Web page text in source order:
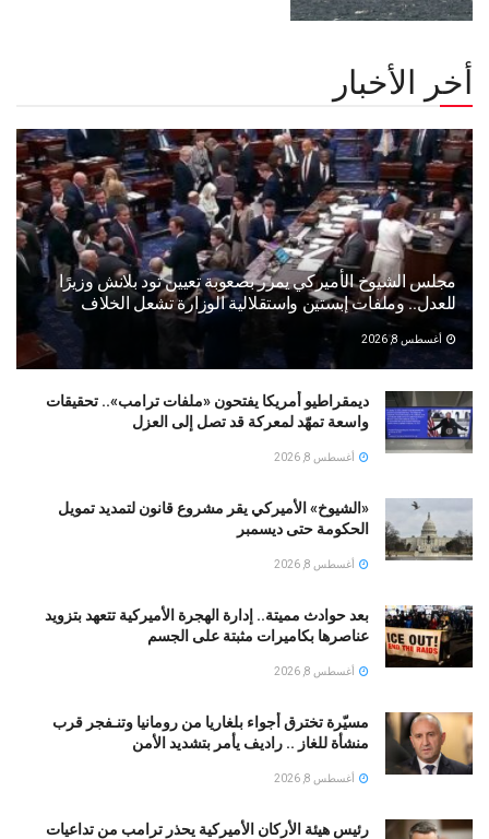
أخر الأخبار
مجلس الشيوخ الأميركي يمرر بصعوبة تعيين تود بلانش وزيرًا
للعدل.. وملفات إبستين واستقلالية الوزارة تشعل الخلاف
أغسطس 8, 2026
ديمقراطيو أمريكا يفتحون «ملفات ترامب».. تحقيقات
واسعة تمهّد لمعركة قد تصل إلى العزل
أغسطس 8, 2026
«الشيوخ» الأميركي يقر مشروع قانون لتمديد تمويل
الحكومة حتى ديسمبر
أغسطس 8, 2026
بعد حوادث مميتة.. إدارة الهجرة الأميركية تتعهد بتزويد
عناصرها بكاميرات مثبتة على الجسم
أغسطس 8, 2026
مسيّرة تخترق أجواء بلغاريا من رومانيا وتنـفجر قرب
منشأة للغاز .. راديف يأمر بتشديد الأمن
أغسطس 8, 2026
رئيس هيئة الأركان الأميركية يحذر ترامب من تداعيات